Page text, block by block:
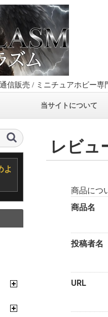
信販売 / ミニチュアホビー専
当サイトについて
よ
レビュ
商品につ
商品名
投稿者名
URL